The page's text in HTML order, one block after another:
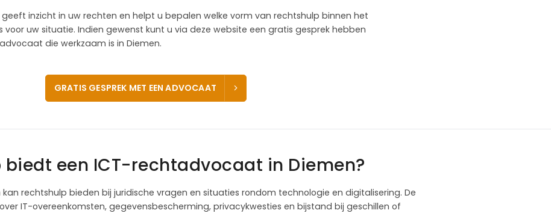
geeft inzicht in uw rechten en helpt u bepalen welke vorm van rechtshulp binnen het
voor uw situatie. Indien gewenst kunt u via deze website een gratis gesprek hebben
die werkzaam is in Diemen.
GRATIS GESPREK MET EEN ADVOCAAT
een ICT-rechtadvocaat in Diemen?
kan rechtshulp bieden bij juridische vragen en situaties rondom technologie en digitalisering. De
IT-overeenkomsten, gegevensbescherming, privacykwesties en bijstand bij geschillen of